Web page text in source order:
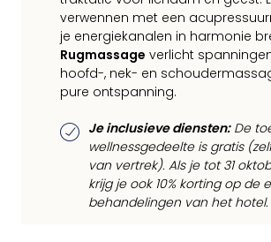
verwennen met een
je energiekanalen in harmonie
Rugmassage verlicht
hoofd-, nek- en
pure ontspanning.
Je inclusieve diensten:De
wellnessgedeelte is gratis
van vertrek). Als je tot 31
krijg je ook 10% korting op de
behandelingen van het hotel.